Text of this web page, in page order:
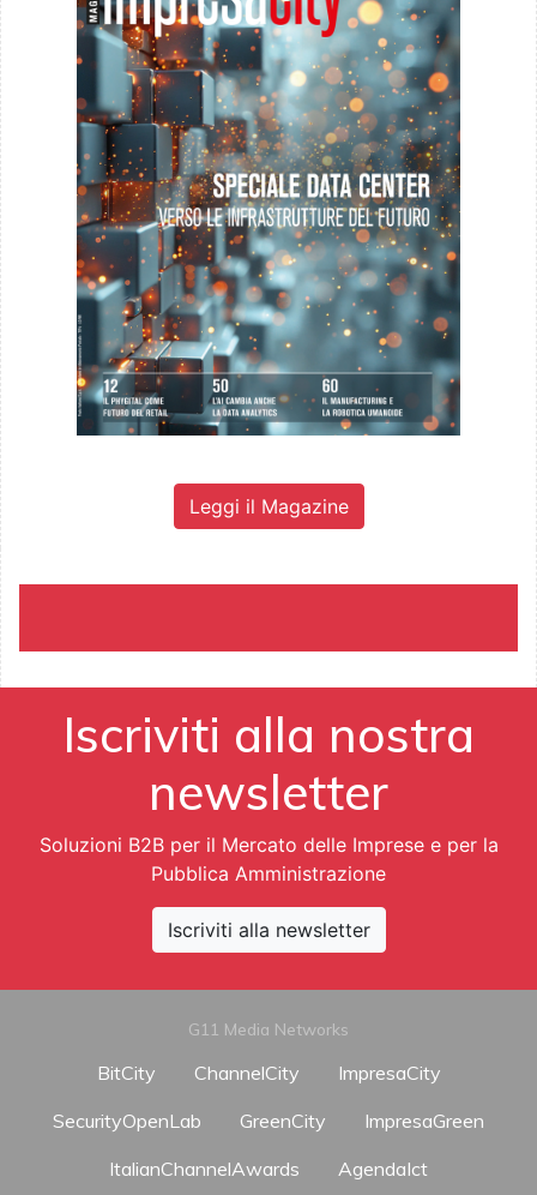
Leggi il Magazine
Iscriviti alla nostra
newsletter
Soluzioni B2B per il Mercato delle Imprese e per la
Pubblica Amministrazione
Iscriviti alla newsletter
G11 Media Networks
BitCity ChannelCity
ImpresaCity
SecurityOpenLab
GreenCity
ImpresaGreen
ItalianChannelAwards
AgendaIct